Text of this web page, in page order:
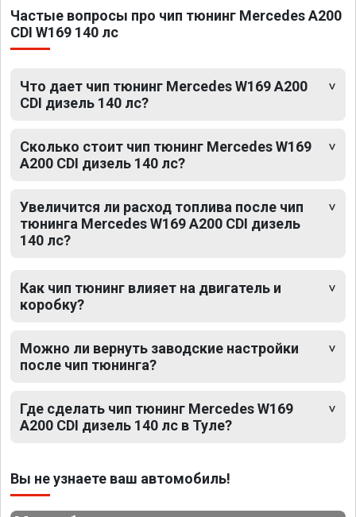
Частые вопросы про чип тюнинг Mercedes A200
CDI W169 140 лс
Что дает чип тюнинг Mercedes W169 A200
CDI дизель 140 лс?
Сколько стоит чип тюнинг Mercedes W169
A200 CDI дизель 140 лс?
Увеличится ли расход топлива после чип
тюнинга Mercedes W169 A200 CDI дизель
140 лс?
Как чип тюнинг влияет на двигатель и
коробку?
Можно ли вернуть заводские настройки
после чип тюнинга?
Где сделать чип тюнинг Mercedes W169
A200 CDI дизель 140 лс в Туле?
Вы не узнаете ваш автомобиль!